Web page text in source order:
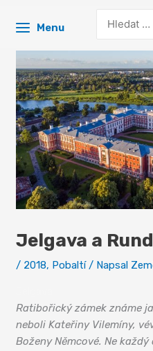
Menu
for:
Jelgava a
/ 2018, Pobaltí/ Napsal
Ratibořický zámek známe
neboli Kateřiny Vilemíny,
Boženy Němcové. Ne